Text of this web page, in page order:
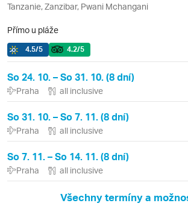
Tanzanie, Zanzibar, Pwani Mchangani
Přímo u pláže
4.5/5 4.2/5
So 24. 10. – So 31. 10. (8 dní)
Praha all inclusive
So 31. 10. – So 7. 11. (8 dní)
Praha all inclusive
So 7. 11. – So 14. 11. (8 dní)
Praha all inclusive
Všechny termíny a